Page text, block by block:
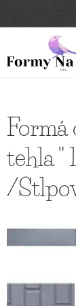
Formá
tehla "
/